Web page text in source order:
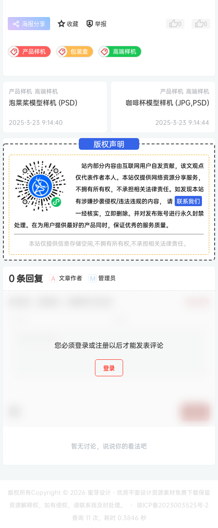
海报分享 收藏 举报 0 0
产品样机 包装盒 高端样机
产品样机 高端样机
泡菜桨模型样机 (PSD)
2025-3-23 9:14:40
产品样机 高端样机
咖啡杯模型样机 (JPG,PSD)
2025-3-23 9:14:44
版权声明
站内部分内容由互联网用户自发贡献，该文观点
仅代表作者本人。本站仅提供网络资源分享服务，
不拥有所有权，不承担相关法律责任。如发现本站
有涉嫌抄袭侵权/违法违规的内容， 请 联系我们
一经核实，立即删除。并对发布账号进行永久封禁
处理。在为用户提供最好的产品同时，保证优秀的服务质量。
本站仅提供信息存储空间,不拥有所有权,不承担相关法律责任。
0 条回复 A 文章作者 M 管理员
您必须登录或注册以后才能发表评论
登录
暂无讨论，说说你的看法吧
版权所有Copyright © 2026 蜜芽设计 - 优质平面设计资源素材免费下载保留
资源解释权，如有侵权，请联系我及时处理。
・
琼ICP备2023003525号-2
查询 11 次，耗时 0.3846 秒